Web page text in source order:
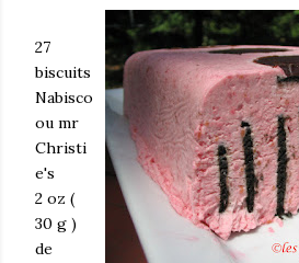
27
biscuits
Nabisco
ou mr
Christi
e's
2 oz (
30 g )
de